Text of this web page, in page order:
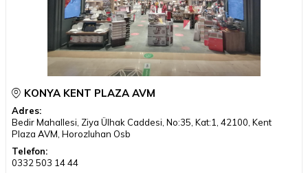
KONYA KENT PLAZA AVM
Adres:
Bedir Mahallesi, Ziya Ülhak Caddesi, No:35, Kat:1, 42100, Kent
Plaza AVM, Horozluhan Osb
Telefon:
0332 503 14 44